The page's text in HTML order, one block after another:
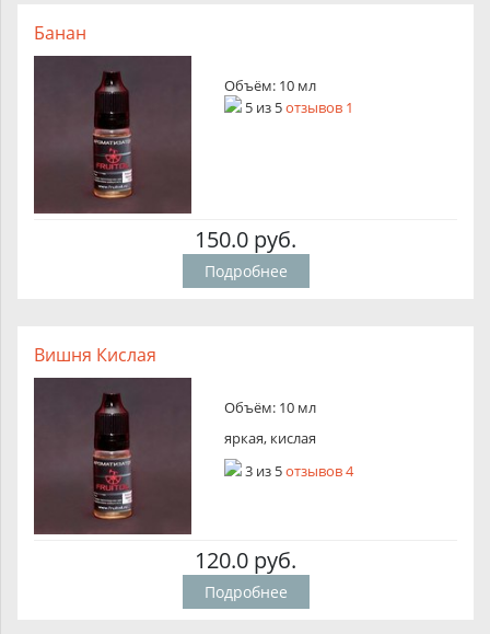
Банан
Объём: 10 мл
5из 5отзывов 1
150.0 руб.
Подробнее
Вишня Кислая
Объём: 10 мл
яркая, кислая
3из 5отзывов 4
120.0 руб.
Подробнее